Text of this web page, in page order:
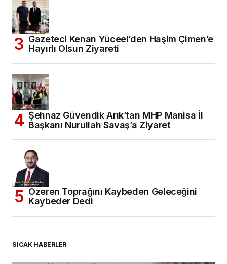
Gazeteci Kenan Yüceel’den Haşim Çimen’e
Hayırlı Olsun Ziyareti
Şehnaz Güvendik Arık’tan MHP Manisa İl
Başkanı Nurullah Savaş’a Ziyaret
Özeren Toprağını Kaybeden Geleceğini
Kaybeder Dedi
SICAK HABERLER